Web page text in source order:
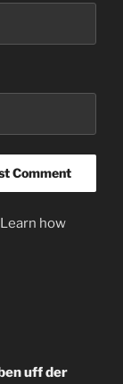
Learn how
uff der